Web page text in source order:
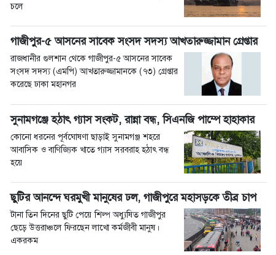
চলে
গাজীপুর-৫ আসনের সাবেক সংসদ সদস্য আখতারুজ্জামান গ্রেপ্তার
রাজধানীর গুলশান থেকে গাজীপুর-৫ আসনের সাবেক
সংসদ সদস্য (এমপি) আখতারুজ্জামানকে (৭৩) গ্রেপ্তার
করেছে ঢাকা মহানগর
সুনামগঞ্জে হঠাৎ গ্যাস সংকট, রান্না বন্ধ, সিএনজি পাম্পে হাহাকার
কোনো ধরনের পূর্বঘোষণা ছাড়াই সুনামগঞ্জ শহরে
আবাসিক ও বাণিজ্যিক খাতে গ্যাস সরবরাহ হঠাৎ বন্ধ
হয়ে
ছুটির আনন্দে ঘরমুখী মানুষের ঢল, গাজীপুরে মহাসড়কে তীব্র চাপ
টানা তিন দিনের ছুটি পেয়ে শিল্প অধ্যুষিত গাজীপুর
ছেড়ে উত্তরাঞ্চলে ফিরছেন লাখো কর্মজীবী মানুষ।
একরকম